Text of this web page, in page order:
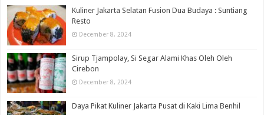
Kuliner Jakarta Selatan Fusion Dua Budaya : Suntiang
Resto
December 8, 2024
Sirup Tjampolay, Si Segar Alami Khas Oleh Oleh
Cirebon
December 8, 2024
Daya Pikat Kuliner Jakarta Pusat di Kaki Lima Benhil